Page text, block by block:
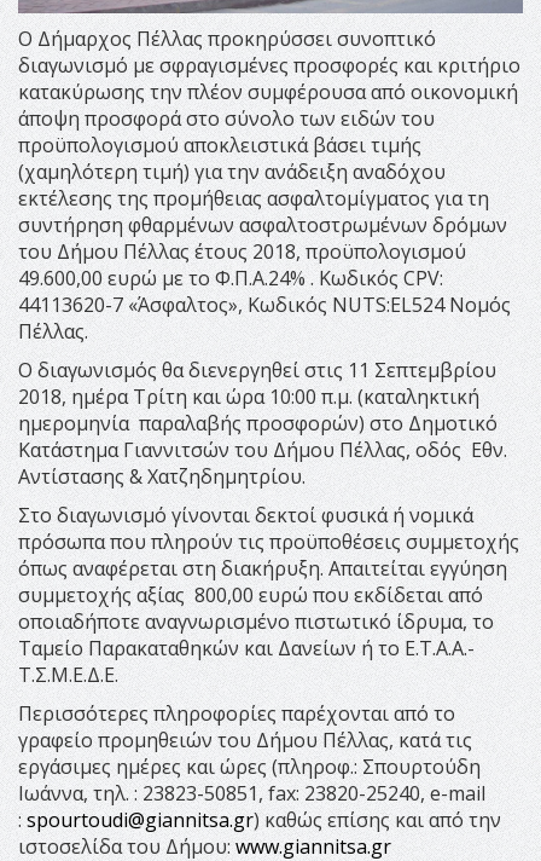
Ο Δήμαρχος Πέλλας προκηρύσσει συνοπτικό
διαγωνισμό με σφραγισμένες προσφορές και κριτήριο
κατακύρωσης την πλέον συμφέρουσα από οικονομική
άποψη προσφορά στο σύνολο των ειδών του
προϋπολογισμού αποκλειστικά βάσει τιμής
(χαμηλότερη τιμή) για την ανάδειξη αναδόχου
εκτέλεσης της προμήθειας ασφαλτομίγματος για τη
συντήρηση φθαρμένων ασφαλτοστρωμένων δρόμων
του Δήμου Πέλλας έτους 2018, προϋπολογισμού
49.600,00 ευρώ με το Φ.Π.Α.24% . Κωδικός CPV:
44113620-7 «Άσφαλτος», Κωδικός NUTS:EL524 Νομός
Πέλλας.
Ο διαγωνισμός θα διενεργηθεί στις 11 Σεπτεμβρίου
2018, ημέρα Τρίτη και ώρα 10:00 π.μ. (καταληκτική
ημερομηνία παραλαβής προσφορών) στο Δημοτικό
Κατάστημα Γιαννιτσών του Δήμου Πέλλας, οδός Εθν.
Αντίστασης & Χατζηδημητρίου.
Στο διαγωνισμό γίνονται δεκτοί φυσικά ή νομικά
πρόσωπα που πληρούν τις προϋποθέσεις συμμετοχής
όπως αναφέρεται στη διακήρυξη. Απαιτείται εγγύηση
συμμετοχής αξίας 800,00 ευρώ που εκδίδεται από
οποιαδήποτε αναγνωρισμένο πιστωτικό ίδρυμα, το
Ταμείο Παρακαταθηκών και Δανείων ή το Ε.Τ.Α.Α.-
Τ.Σ.Μ.Ε.Δ.Ε.
Περισσότερες πληροφορίες παρέχονται από το
γραφείο προμηθειών του Δήμου Πέλλας, κατά τις
εργάσιμες ημέρες και ώρες (πληροφ.: Σπουρτούδη
Ιωάννα, τηλ. : 23823-50851, fax: 23820-25240, e-mail
: spourtoudi@giannitsa.gr) καθώς επίσης και από την
ιστοσελίδα του Δήμου:www.giannitsa.gr